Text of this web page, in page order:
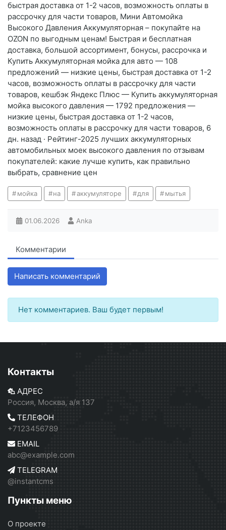
быстрая доставка от 1-2 часов, возможность оплаты в
рассрочку для части товаров, Мини Автомойка
Высокого Давления Аккумуляторная – покупайте на
OZON по выгодным ценам! Быстрая и бесплатная
доставка, большой ассортимент, бонусы, рассрочка и
Купить Аккумуляторная мойка для авто — 108
предложений — низкие цены, быстрая доставка от 1-2
часов, возможность оплаты в рассрочку для части
товаров, кешбэк Яндекс Плюс — Купить аккумуляторная
мойка высокого давления — 1792 предложения —
низкие цены, быстрая доставка от 1-2 часов,
возможность оплаты в рассрочку для части товаров, 6
дн. назад · Рейтинг-2025 лучших аккумуляторных
автомобильных моек высокого давления по отзывам
покупателей: какие лучше купить, как правильно
выбрать, сравнение цен
мойка на аккумуляторе для мытья
01.06.2026 Anka
Комментарии
Написать комментарий
Нет комментариев. Ваш будет первым!
Контакты
АДРЕС
Россия, Москва, а/я 137
ТЕЛЕФОН
+7123456789
EMAIL
abc@example.com
TELEGRAM
@instantcms
Пункты меню
О проекте